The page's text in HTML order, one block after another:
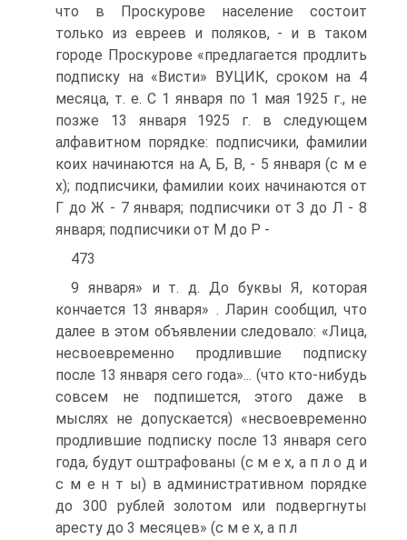
что в Проскурове население состоит
только из евреев и поляков, - и в таком
городе Проскурове «предлагается продлить
подписку на «Висти» ВУЦИК, сроком на 4
месяца, т. е. С 1 января по 1 мая 1925 г., не
позже 13 января 1925 г. в следующем
алфавитном порядке: подписчики, фамилии
коих начинаются на А, Б, В, - 5 января (с м е
х); подписчики, фамилии коих начинаются от
Г до Ж - 7 января; подписчики от З до Л - 8
января; подписчики от М до Р -
473
9 января» и т. д. До буквы Я, которая
кончается 13 января» . Ларин сообщил, что
далее в этом объявлении следовало: «Лица,
несвоевременно продлившие подписку
после 13 января сего года»... (что кто-нибудь
совсем не подпишется, этого даже в
мыслях не допускается) «несвоевременно
продлившие подписку после 13 января сего
года, будут оштрафованы (с м е х, а п л о д и
с м е н т ы) в административном порядке
до 300 рублей золотом или подвергнуты
аресту до 3 месяцев» (с м е х, а п л